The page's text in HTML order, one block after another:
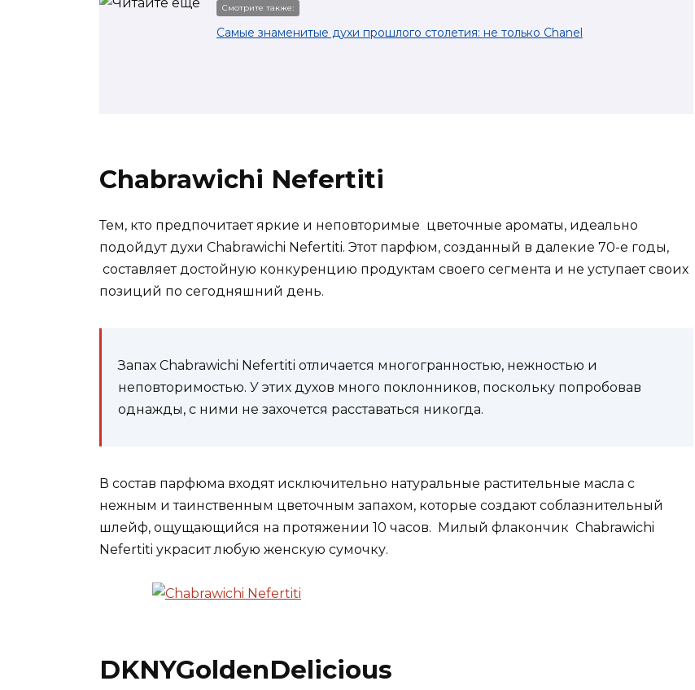
Смотрите также:
Самые знаменитые духи прошлого столетия: не только Chanel
Chabrawichi Nefertiti
Тем, кто предпочитает яркие и неповторимые цветочные ароматы, идеально
подойдут духи Chabrawichi Nefertiti. Этот парфюм, созданный в далекие 70-е годы,
составляет достойную конкуренцию продуктам своего сегмента и не уступает своих
позиций по сегодняшний день.
Запах Chabrawichi Nefertiti отличается многогранностью, нежностью и
неповторимостью. У этих духов много поклонников, поскольку попробовав
однажды, с ними не захочется расставаться никогда.
В состав парфюма входят исключительно натуральные растительные масла с
нежным и таинственным цветочным запахом, которые создают соблазнительный
шлейф, ощущающийся на протяжении 10 часов. Милый флакончик Chabrawichi
Nefertiti украсит любую женскую сумочку.
DKNYGoldenDelicious